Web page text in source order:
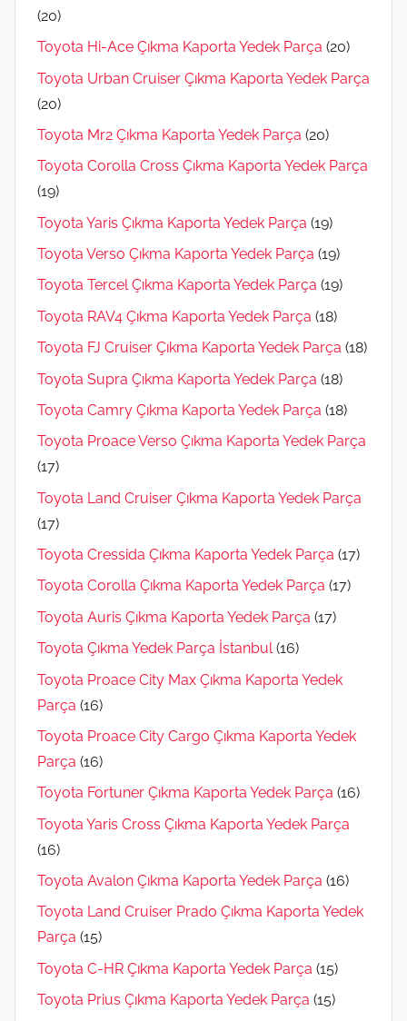
(20)
Toyota Hi-Ace Çıkma Kaporta Yedek Parça (20)
Toyota Urban Cruiser Çıkma Kaporta Yedek Parça
(20)
Toyota Mr2 Çıkma Kaporta Yedek Parça (20)
Toyota Corolla Cross Çıkma Kaporta Yedek Parça
(19)
Toyota Yaris Çıkma Kaporta Yedek Parça (19)
Toyota Verso Çıkma Kaporta Yedek Parça (19)
Toyota Tercel Çıkma Kaporta Yedek Parça (19)
Toyota RAV4 Çıkma Kaporta Yedek Parça (18)
Toyota FJ Cruiser Çıkma Kaporta Yedek Parça (18)
Toyota Supra Çıkma Kaporta Yedek Parça (18)
Toyota Camry Çıkma Kaporta Yedek Parça (18)
Toyota Proace Verso Çıkma Kaporta Yedek Parça
(17)
Toyota Land Cruiser Çıkma Kaporta Yedek Parça
(17)
Toyota Cressida Çıkma Kaporta Yedek Parça (17)
Toyota Corolla Çıkma Kaporta Yedek Parça (17)
Toyota Auris Çıkma Kaporta Yedek Parça (17)
Toyota Çıkma Yedek Parça İstanbul (16)
Toyota Proace City Max Çıkma Kaporta Yedek
Parça (16)
Toyota Proace City Cargo Çıkma Kaporta Yedek
Parça (16)
Toyota Fortuner Çıkma Kaporta Yedek Parça (16)
Toyota Yaris Cross Çıkma Kaporta Yedek Parça
(16)
Toyota Avalon Çıkma Kaporta Yedek Parça (16)
Toyota Land Cruiser Prado Çıkma Kaporta Yedek
Parça (15)
Toyota C-HR Çıkma Kaporta Yedek Parça (15)
Toyota Prius Çıkma Kaporta Yedek Parça (15)